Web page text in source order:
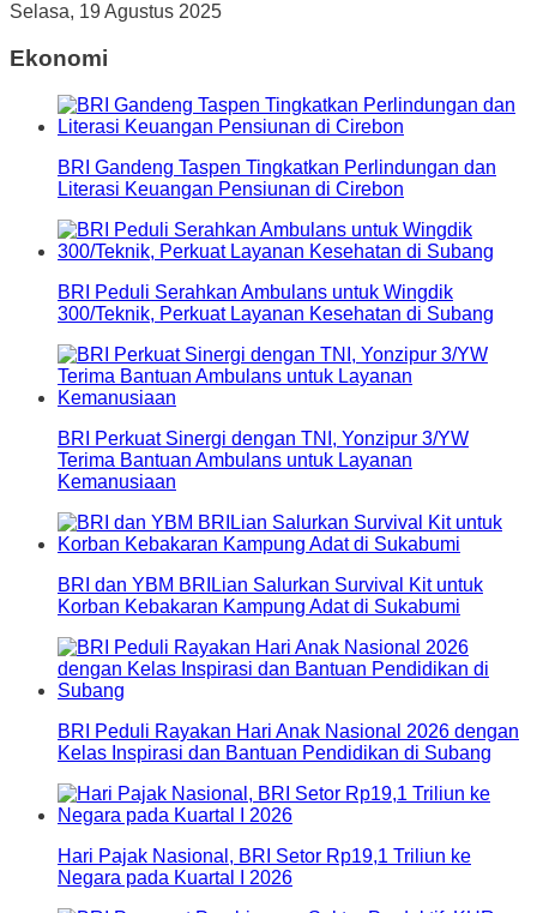
Selasa, 19 Agustus 2025
Ekonomi
BRI Gandeng Taspen Tingkatkan Perlindungan dan
Literasi Keuangan Pensiunan di Cirebon
BRI Peduli Serahkan Ambulans untuk Wingdik
300/Teknik, Perkuat Layanan Kesehatan di Subang
BRI Perkuat Sinergi dengan TNI, Yonzipur 3/YW
Terima Bantuan Ambulans untuk Layanan
Kemanusiaan
BRI dan YBM BRILian Salurkan Survival Kit untuk
Korban Kebakaran Kampung Adat di Sukabumi
BRI Peduli Rayakan Hari Anak Nasional 2026 dengan
Kelas Inspirasi dan Bantuan Pendidikan di Subang
Hari Pajak Nasional, BRI Setor Rp19,1 Triliun ke
Negara pada Kuartal I 2026